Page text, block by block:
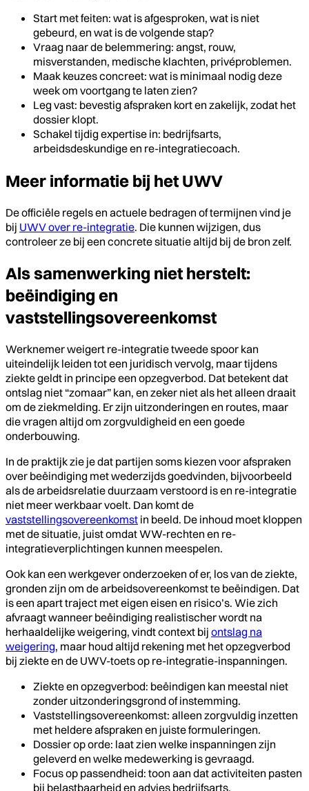
Start met feiten: wat is afgesproken, wat is niet
gebeurd, en wat is de volgende stap?
Vraag naar de belemmering: angst, rouw,
misverstanden, medische klachten, privéproblemen.
Maak keuzes concreet: wat is minimaal nodig deze
week om voortgang te laten zien?
Leg vast: bevestig afspraken kort en zakelijk, zodat het
dossier klopt.
Schakel tijdig expertise in: bedrijfsarts,
arbeidsdeskundige en re-integratiecoach.
Meer informatie bij het UWV
De officiële regels en actuele bedragen of termijnen vind je
bij UWV over re-integratie. Die kunnen wijzigen, dus
controleer ze bij een concrete situatie altijd bij de bron zelf.
Als samenwerking niet herstelt:
beëindiging en
vaststellingsovereenkomst
Werknemer weigert re-integratie tweede spoor kan
uiteindelijk leiden tot een juridisch vervolg, maar tijdens
ziekte geldt in principe een opzegverbod. Dat betekent dat
ontslag niet “zomaar” kan, en zeker niet als het alleen draait
om de ziekmelding. Er zijn uitzonderingen en routes, maar
die vragen altijd om zorgvuldigheid en een goede
onderbouwing.
In de praktijk zie je dat partijen soms kiezen voor afspraken
over beëindiging met wederzijds goedvinden, bijvoorbeeld
als de arbeidsrelatie duurzaam verstoord is en re-integratie
niet meer werkbaar voelt. Dan komt de
vaststellingsovereenkomst in beeld. De inhoud moet kloppen
met de situatie, juist omdat WW-rechten en re-
integratieverplichtingen kunnen meespelen.
Ook kan een werkgever onderzoeken of er, los van de ziekte,
gronden zijn om de arbeidsovereenkomst te beëindigen. Dat
is een apart traject met eigen eisen en risico’s. Wie zich
afvraagt wanneer beëindiging realistischer wordt na
herhaaldelijke weigering, vindt context bij ontslag na
weigering, maar houd altijd rekening met het opzegverbod
bij ziekte en de UWV-toets op re-integratie-inspanningen.
Ziekte en opzegverbod: beëindigen kan meestal niet
zonder uitzonderingsgrond of instemming.
Vaststellingsovereenkomst: alleen zorgvuldig inzetten
met heldere afspraken en juiste formuleringen.
Dossier op orde: laat zien welke inspanningen zijn
geleverd en welke medewerking is gevraagd.
Focus op passendheid: toon aan dat activiteiten pasten
bij belastbaarheid en advies bedrijfsarts.